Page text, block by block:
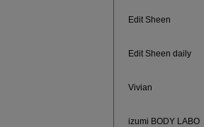
Edit Sheen
Edit Sheen daily
Vivian
izumi BODY LABO